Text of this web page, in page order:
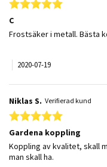
5.0 star rating
C
Review by B on 19 Jul 2020
review stating C
Frostsäker i metall. Bästa
2020-07-19
Niklas S. Verifierad kund
5.0 star rating
Gardena koppling
Review by Niklas S. on 30
review stating Gardena
Koppling av kvalitet, skall
man skall ha.